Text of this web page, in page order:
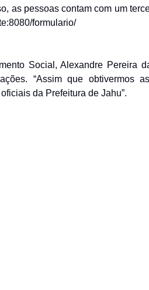
as pessoas contam com um
formulario/
Social, Alexandre Pereira
“Assim que obtivermos
da Prefeitura de Jahu”.